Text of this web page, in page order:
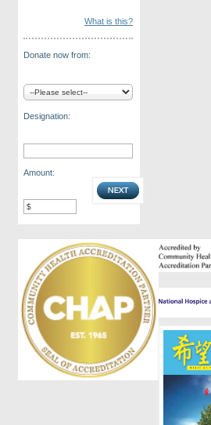
What is this?
Donate now from:
Designation:
Amount: